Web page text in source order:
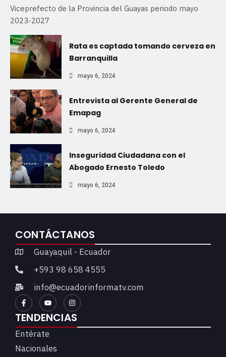
Viceprefecto de la Provincia del Guayas periodo mayo
2023-2027
Rata es captada tomando cerveza en
Barranquilla
mayo 6, 2024
Entrevista al Gerente General de
Emapag
mayo 6, 2024
Inseguridad Ciudadana con el
Abogado Ernesto Toledo
mayo 6, 2024
CONTÁCTANOS
Guayaquil - Ecuador
+593 98 658 4555
info@ecuadorinformatv.com
TENDENCIAS
Entérate
Nacionales